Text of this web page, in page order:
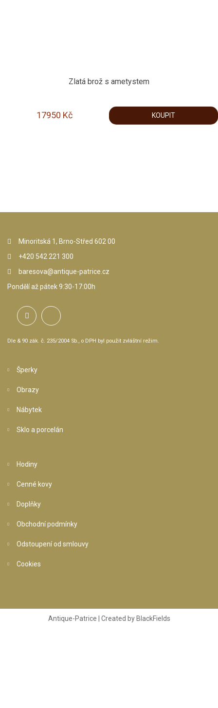
Zlatá brož s ametystem
17950 Kč KOUPIT
Minoritská 1, Brno-Střed 602 00
+420 542 221 300
baresova@antique-patrice.cz
Pondělí až pátek 9:30-17:00h
Dle & 90 zák. č. 235/2004 Sb., o DPH byl použit zvláštní režim.
Šperky
Obrazy
Nábytek
Sklo a porcelán
Hodiny
Cenné kovy
Doplňky
Obchodní podmínky
Odstoupení od smlouvy
Cookies
Antique-Patrice | Created by BlackFields